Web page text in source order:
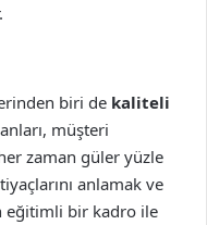
biri de kaliteli
müşteri
zaman güler yüzle
anlamak ve
eğitimli bir kadro ile